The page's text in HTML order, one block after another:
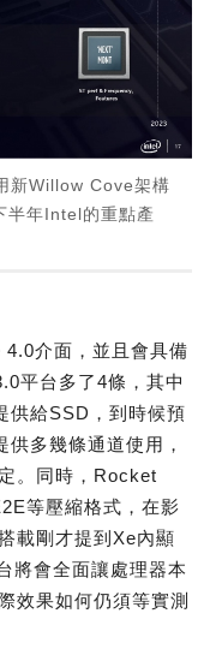
新Willow Cove架構
半年Intel的重點產
介面，並且會具備
平台多了4條，其中
供給SSD，到時候預
多幾條通道使用，
。同時，Rocket
等壓縮格式，在影
載剛才提到Xe內顯
將會全面讓處理器本
效果如何仍須等實測